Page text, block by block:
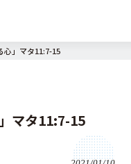
心」マタ11:7-15
マタ11:7-15